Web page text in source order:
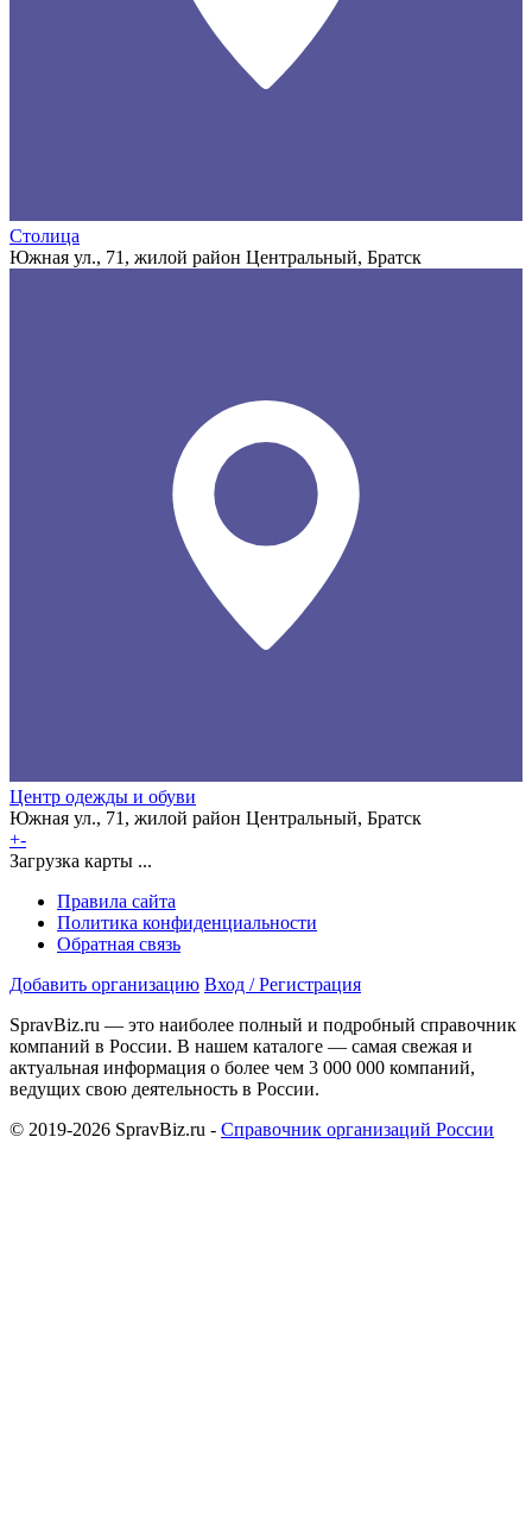
Столица
Южная ул., 71, жилой район Центральный, Братск
Центр одежды и обуви
Южная ул., 71, жилой район Центральный, Братск
+-
Загрузка карты ...
Правила сайта
Политика конфиденциальности
Обратная связь
Добавить организацию Вход / Регистрация
SpravBiz.ru — это наиболее полный и подробный справочник
компаний в России. В нашем каталоге — самая свежая и
актуальная информация о более чем 3 000 000 компаний,
ведущих свою деятельность в России.
© 2019-2026 SpravBiz.ru - Справочник организаций России